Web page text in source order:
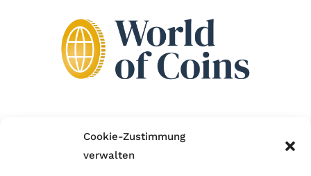
Cookie-Zustimmung
verwalten
Wir sind Mitglied im Händlerbund!